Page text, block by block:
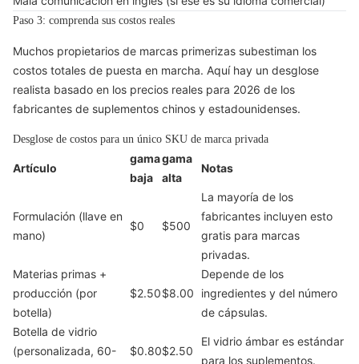
Paso 3: comprenda sus costos reales
Muchos propietarios de marcas primerizas subestiman los
costos totales de puesta en marcha. Aquí hay un desglose
realista basado en los precios reales para 2026 de los
fabricantes de suplementos chinos y estadounidenses.
Desglose de costos para un único SKU de marca privada
Artículo
gama
baja
gama
alta
Notas
Formulación (llave en
mano)
$0 $500
La mayoría de los
fabricantes incluyen esto
gratis para marcas
privadas.
Materias primas +
producción (por
botella)
$2.50$8.00
Depende de los
ingredientes y del número
de cápsulas.
Botella de vidrio
(personalizada, 60-
$0.80$2.50
El vidrio ámbar es estándar
para los suplementos.